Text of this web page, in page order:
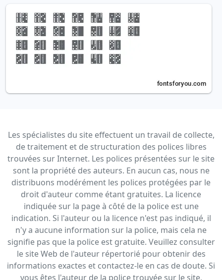
Les spécialistes du site effectuent un travail de collecte,
de traitement et de structuration des polices libres
trouvées sur Internet. Les polices présentées sur le site
sont la propriété des auteurs. En aucun cas, nous ne
distribuons modérément les polices protégées par le
droit d'auteur comme étant gratuites. La licence
indiquée sur la page à côté de la police est une
indication. Si l'auteur ou la licence n'est pas indiqué, il
n'y a aucune information sur la police, mais cela ne
signifie pas que la police est gratuite. Veuillez consulter
le site Web de l'auteur répertorié pour obtenir des
informations exactes et contactez-le en cas de doute. Si
vous êtes l'auteur de la police trouvée sur le site,